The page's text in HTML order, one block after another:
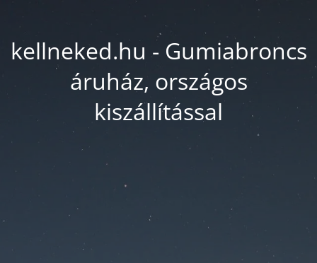
kellneked.hu - Gumiabroncs
áruház, országos
kiszállítással